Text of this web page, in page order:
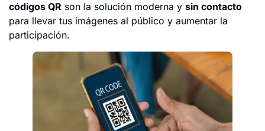
códigos QR son la solución moderna y sin contacto
para llevar tus imágenes al público y aumentar la
participación.